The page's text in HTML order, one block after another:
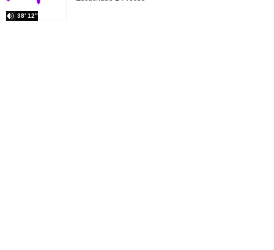
38′ 12″